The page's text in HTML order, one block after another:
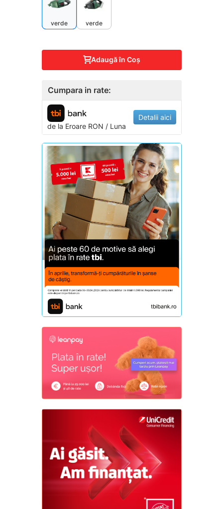
verde verde
Adaugă în Coş
Cumpara in rate:
de la EroareRON / Luna
Detalii aici